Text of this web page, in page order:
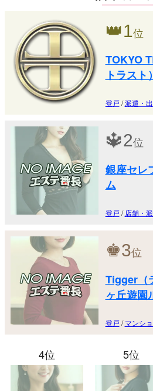
👑1位
TOKYO
トラスト
登戸/派遣・
🔱2位
銀座セレ
ム
登戸/ 店舗・
♚3位
Tigger（
ヶ丘遊園
登戸/マンシ
4位 5位